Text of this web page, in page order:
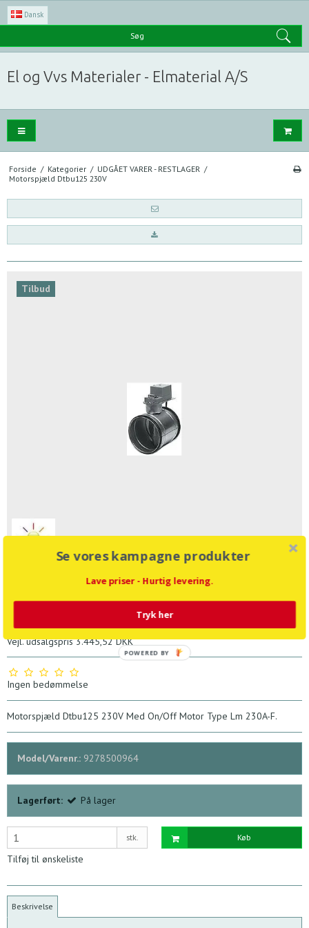
Dansk
Søg
El og Vvs Materialer - Elmaterial A/S
Forside / Kategorier / UDGÅET VARER - RESTLAGER /
Motorspjæld Dtbu125 230V
Tilbud
Motorspjæld Dtbu125 230V
Vejl. udsalgspris 3.445,52 DKK
Ingen bedømmelse
Motorspjæld Dtbu125 230V Med On/Off Motor Type Lm 230A-F.
Model/Varenr.: 9278500964
Lagerført: På lager
stk. Køb
Tilføj til ønskeliste
Beskrivelse
Se vores kampagne produkter
Lave priser - Hurtig levering.
Tryk her
POWERED BY